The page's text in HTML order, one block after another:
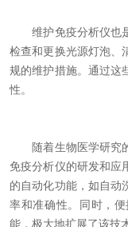
维护免疫分析仪也是
检查和更换光源灯泡、
规的维护措施。通过这
性。
随着生物医学研究的
免疫分析仪的研发和应
的自动化功能，如自动
率和准确性。同时，
能，极大地扩展了该技